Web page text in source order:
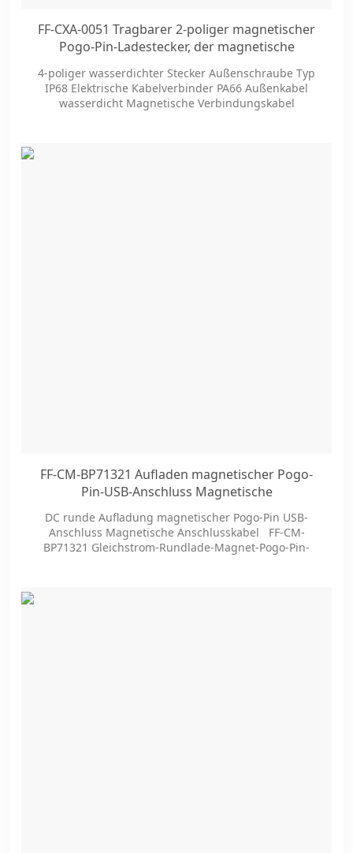
FF-CXA-0051 Tragbarer 2-poliger magnetischer
Pogo-Pin-Ladestecker, der magnetische
4-poliger wasserdichter Stecker Außenschraube Typ
IP68 Elektrische Kabelverbinder PA66 Außenkabel
wasserdicht Magnetische Verbindungskabel
FF-CM-BP71321 Aufladen magnetischer Pogo-
Pin-USB-Anschluss Magnetische
Verbindungskabel
DC runde Aufladung magnetischer Pogo-Pin USB-
Anschluss Magnetische Anschlusskabel FF-CM-
BP71321 Gleichstrom-Rundlade-Magnet-Pogo-Pin-